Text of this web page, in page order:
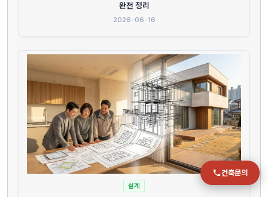
완전 정리
2026-06-16
설계
건축문의
부산 강서구 명지국제2로 41
POSCO 샤인오피스 306호
월–금 09:00–18:00